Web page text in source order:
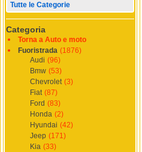
Tutte le Categorie
Categoria
Torna a Auto e moto
Fuoristrada (1876)
Audi (96)
Bmw (53)
Chevrolet (3)
Fiat (87)
Ford (83)
Honda (2)
Hyundai (42)
Jeep (171)
Kia (33)